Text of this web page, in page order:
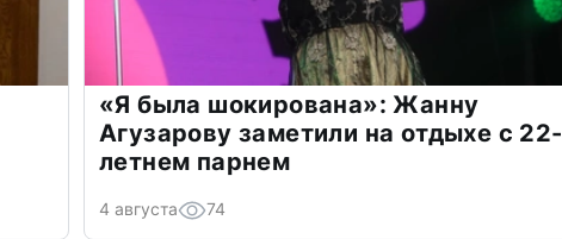
«Я была шокирована»: Жанну
Агузарову заметили на отдыхе с 22-
летнем парнем
4 августа 74